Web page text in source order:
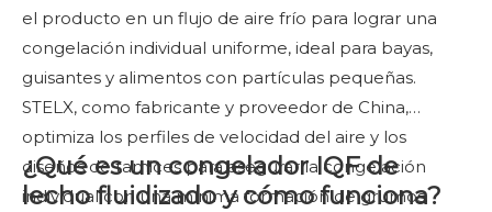
el producto en un flujo de aire frío para lograr una
congelación individual uniforme, ideal para bayas,
guisantes y alimentos con partículas pequeñas.
STELX, como fabricante y proveedor de China,
optimiza los perfiles de velocidad del aire y los
diseños de tamices para asegurar la congelación
individual con una mínima formación de grumos.
¿Qué es un congelador IQF de
lecho fluidizado y cómo funciona?